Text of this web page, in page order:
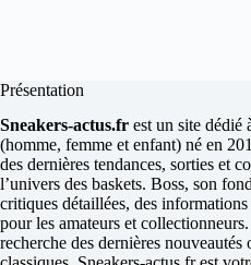
Présentation
Sneakers-actus.fr est un site dédié
(homme, femme et enfant) né en
des dernières tendances, sorties et
l’univers des baskets. Boss, son
critiques détaillées, des
pour les amateurs et
recherche des dernières nouveautés